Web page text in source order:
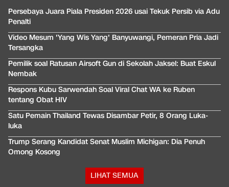
Persebaya Juara Piala Presiden 2026 usai Tekuk Persib via Adu
Penalti
Video Mesum 'Yang Wis Yang' Banyuwangi, Pemeran Pria Jadi
Tersangka
Pemilik soal Ratusan Airsoft Gun di Sekolah Jaksel: Buat Eskul
Nembak
Respons Kubu Sarwendah Soal Viral Chat WA ke Ruben
tentang Obat HIV
Satu Pemain Thailand Tewas Disambar Petir, 8 Orang Luka-
luka
Trump Serang Kandidat Senat Muslim Michigan: Dia Penuh
Omong Kosong
LIHAT SEMUA